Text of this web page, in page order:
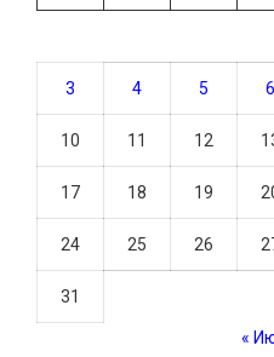
3 4 5 6
10 11 12
17 18 19
24 25 26
31
«